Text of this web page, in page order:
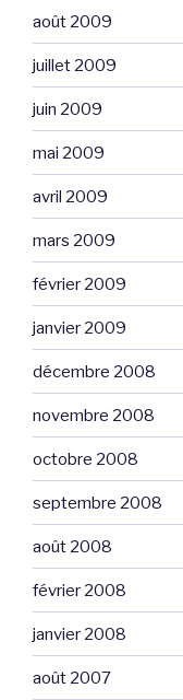
août 2009
juillet 2009
juin 2009
mai 2009
avril 2009
mars 2009
février 2009
janvier 2009
décembre 2008
novembre 2008
octobre 2008
septembre 2008
août 2008
février 2008
janvier 2008
août 2007